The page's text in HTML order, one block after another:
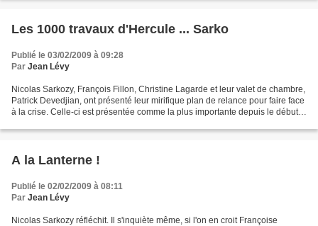
Les 1000 travaux d'Hercule ... Sarko
Publié le 03/02/2009 à 09:28
Par Jean Lévy
Nicolas Sarkozy, François Fillon, Christine Lagarde et leur valet de chambre,
Patrick Devedjian, ont présenté leur mirifique plan de relance pour faire face
à la crise. Celle-ci est présentée comme la plus importante depuis le début
A la Lanterne !
Publié le 02/02/2009 à 08:11
Par Jean Lévy
Nicolas Sarkozy réfléchit. Il s'inquiète même, si l'on en croit Françoise